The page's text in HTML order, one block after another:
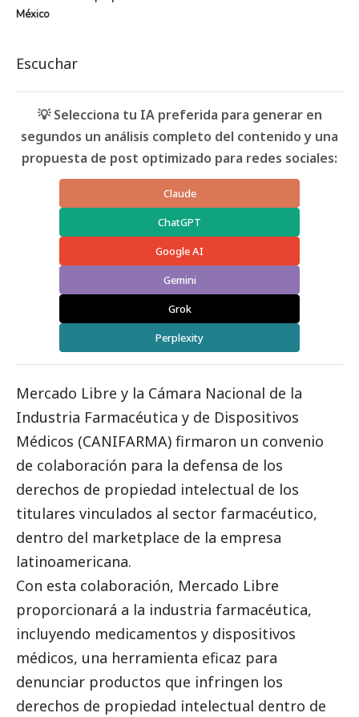
México
Escuchar
💡 Selecciona tu IA preferida para generar en
segundos un análisis completo del contenido y una
propuesta de post optimizado para redes sociales:
Claude
ChatGPT
Google AI
Gemini
Grok
Perplexity
Mercado Libre y la Cámara Nacional de la
Industria Farmacéutica y de Dispositivos
Médicos (CANIFARMA) firmaron un convenio
de colaboración para la defensa de los
derechos de propiedad intelectual de los
titulares vinculados al sector farmacéutico,
dentro del marketplace de la empresa
latinoamericana.
Con esta colaboración, Mercado Libre
proporcionará a la industria farmacéutica,
incluyendo medicamentos y dispositivos
médicos, una herramienta eficaz para
denunciar productos que infringen los
derechos de propiedad intelectual dentro de